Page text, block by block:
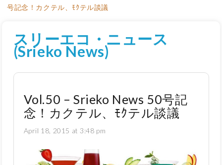
号記念！カクテル、ﾓｸテル談議
スリーエコ・ニュース
(Srieko News)
Vol.50 – Srieko News 50号記
念！カクテル、ﾓｸテル談議
April 18, 2015 at 3:48 pm